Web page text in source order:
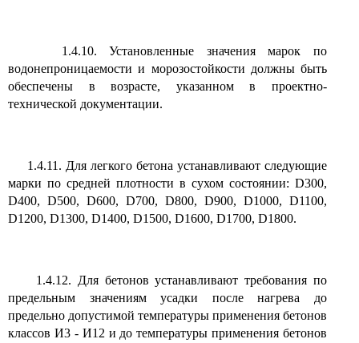
1.4.10. Установленные значения марок по
водонепроницаемости и морозостойкости должны быть
обеспечены в возрасте, указанном в проектно-
технической документации.
1.4.11. Для легкого бетона устанавливают следующие
марки по средней плотности в сухом состоянии: D300,
D400, D500, D600, D700, D800, D900, D1000, D1100,
D1200, D1300, D1400, D1500, D1600, D1700, D1800.
1.4.12. Для бетонов устанавливают требования по
предельным значениям усадки после нагрева до
предельно допустимой температуры применения бетонов
классов И3 - И12 и до температуры применения бетонов